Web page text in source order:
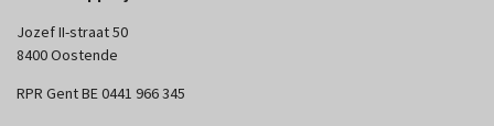
Jozef II-straat 50
8400 Oostende
RPR Gent BE 0441 966 345